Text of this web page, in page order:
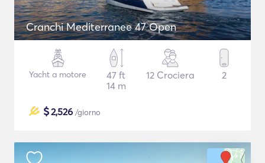
Cranchi Mediterranee 47 Open
Yacht a motore
47 ft
14 m
12 Crociera 2
$2,526 /giorno